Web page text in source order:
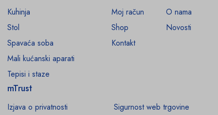
Kuhinja
Stol
Spavaća soba
Mali kućanski aparati
Tepisi i staze
Moj račun
O nama
Shop
Novosti
Kontakt
mTrust
Izjava o privatnosti Sigurnost web trgovine